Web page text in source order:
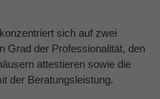
sich auf zwei
Grad der Professionalität, den
attestieren sowie die
der Beratungsleistung.